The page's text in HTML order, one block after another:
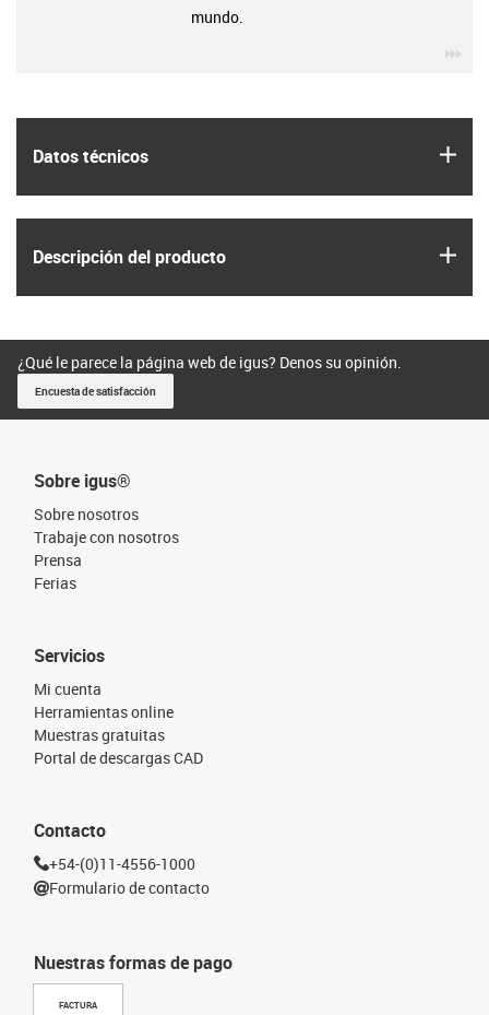
Datos técnicos
Descripción del producto
mundo.
¿Qué le parece la página web de igus? Denos su opinión.
Encuesta de satisfacción
Sobre igus®
Sobre nosotros
Trabaje con nosotros
Prensa
Ferias
Nuestras formas de pago
FACTURA
Servicios
Mi cuenta
Herramientas online
Muestras gratuitas
Portal de descargas CAD
Contacto
+54-(0)11-4556-1000
Formulario de contacto